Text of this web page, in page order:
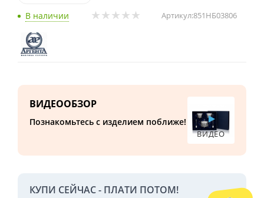
В наличии Артикул:851НБ03806
ВИДЕООБЗОР
Познакомьтесь с изделием поближе!
ВИДЕО
КУПИ СЕЙЧАС - ПЛАТИ ПОТОМ!